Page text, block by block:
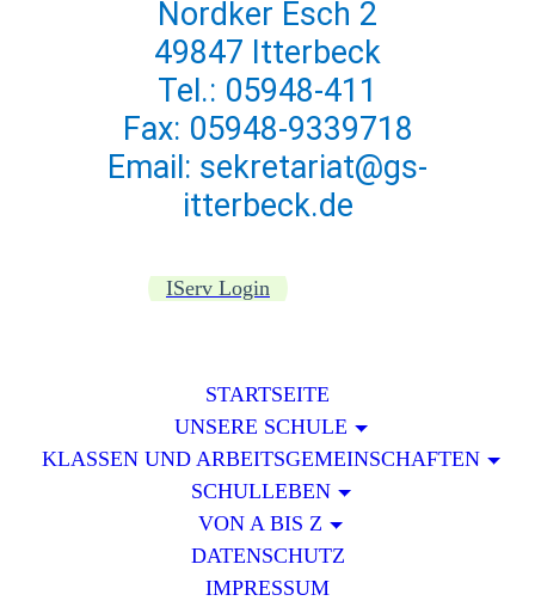
Nordker Esch 2
49847 Itterbeck
Tel.: 05948-411
Fax: 05948-9339718
Email: sekretariat@gs-
itterbeck.de
IServ Login
STARTSEITE
UNSERE SCHULE
KLASSEN UND ARBEITSGEMEINSCHAFTEN
SCHULLEBEN
VON A BIS Z
DATENSCHUTZ
IMPRESSUM